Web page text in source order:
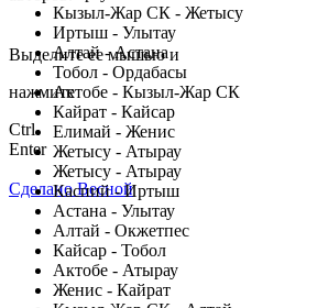
Кызыл-Жар СК - Жетысу
Иртыш - Улытау
Алтай - Астана
Тобол - Ордабасы
Актобе - Кызыл-Жар СК
Кайрат - Кайсар
Елимай - Женис
Жетысу - Атырау
Жетысу - Атырау
Каспий - Иртыш
Астана - Улытау
Алтай - Окжетпес
Кайсар - Тобол
Актобе - Атырау
Женис - Кайрат
Заметили ошибку в тексте?
Выделите ее мышью и
нажмите
Ctrl
Enter
Сделано Весной